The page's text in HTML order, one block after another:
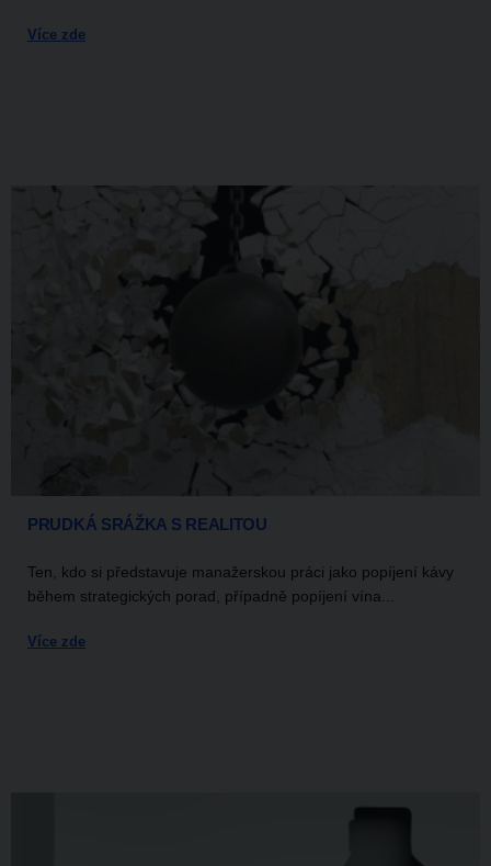
Více zde
PRUDKÁ SRÁŽKA S REALITOU
Ten, kdo si představuje manažerskou práci jako popíjení kávy
během strategických porad, případně popíjení vína...
Více zde